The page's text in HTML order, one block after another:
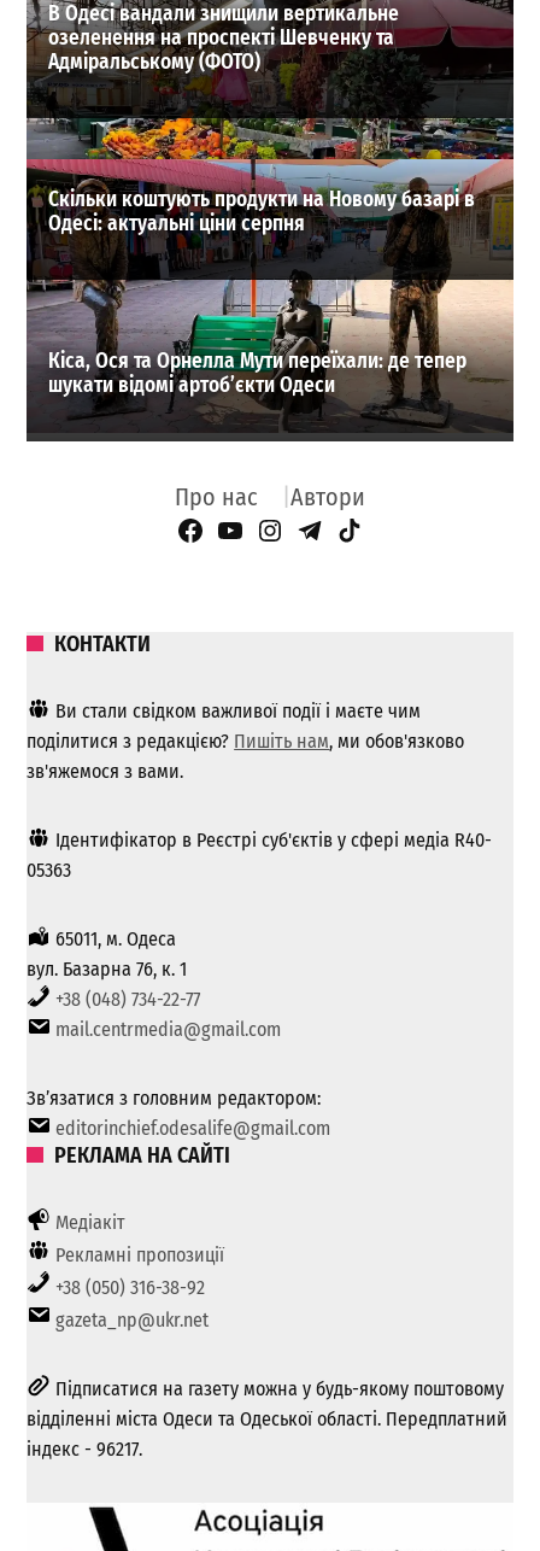
В Одесі вандали знищили вертикальне
озеленення на проспекті Шевченку та
Адміральському (ФОТО)
Скільки коштують продукти на Новому базарі в
Одесі: актуальні ціни серпня
Кіса, Ося та Орнелла Мути переїхали: де тепер
шукати відомі артоб’єкти Одеси
Про нас Автори
Facebook Page
YouTube
Instagram
Telegram
TikTok
КОНТАКТИ
Ви стали свідком важливої ​​події і маєте чим
поділитися з редакцією? Пишіть нам, ми обов'язково
зв'яжемося з вами.
Ідентифікатор в Реєстрі суб'єктів у сфері медіа R40-
05363
65011, м. Одеса
вул. Базарна 76, к. 1
+38 (048) 734-22-77
mail.centrmedia@gmail.com
Зв’язатися з головним редактором:
editorinchief.odesalife@gmail.com
РЕКЛАМА НА САЙТІ
Медіакіт
Рекламні пропозиції
+38 (050) 316-38-92
gazeta_np@ukr.net
Підписатися на газету можна у будь-якому поштовому
відділенні міста Одеси та Одеської області. Передплатний
індекс - 96217.